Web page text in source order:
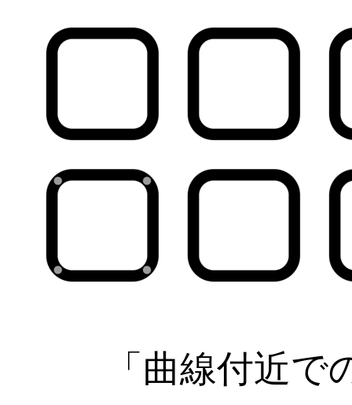
「曲線付近